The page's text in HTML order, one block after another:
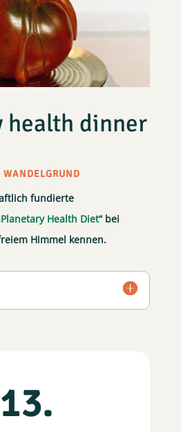
health dinner
fundierte
Planetary Health Diet“ bei
Himmel kennen.
13.